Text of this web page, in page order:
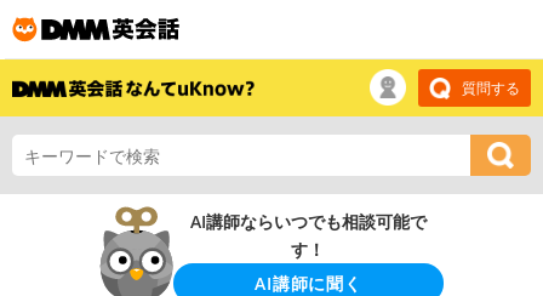
質問する
AI講師ならいつでも相談可能で
す！
AI講師に聞く